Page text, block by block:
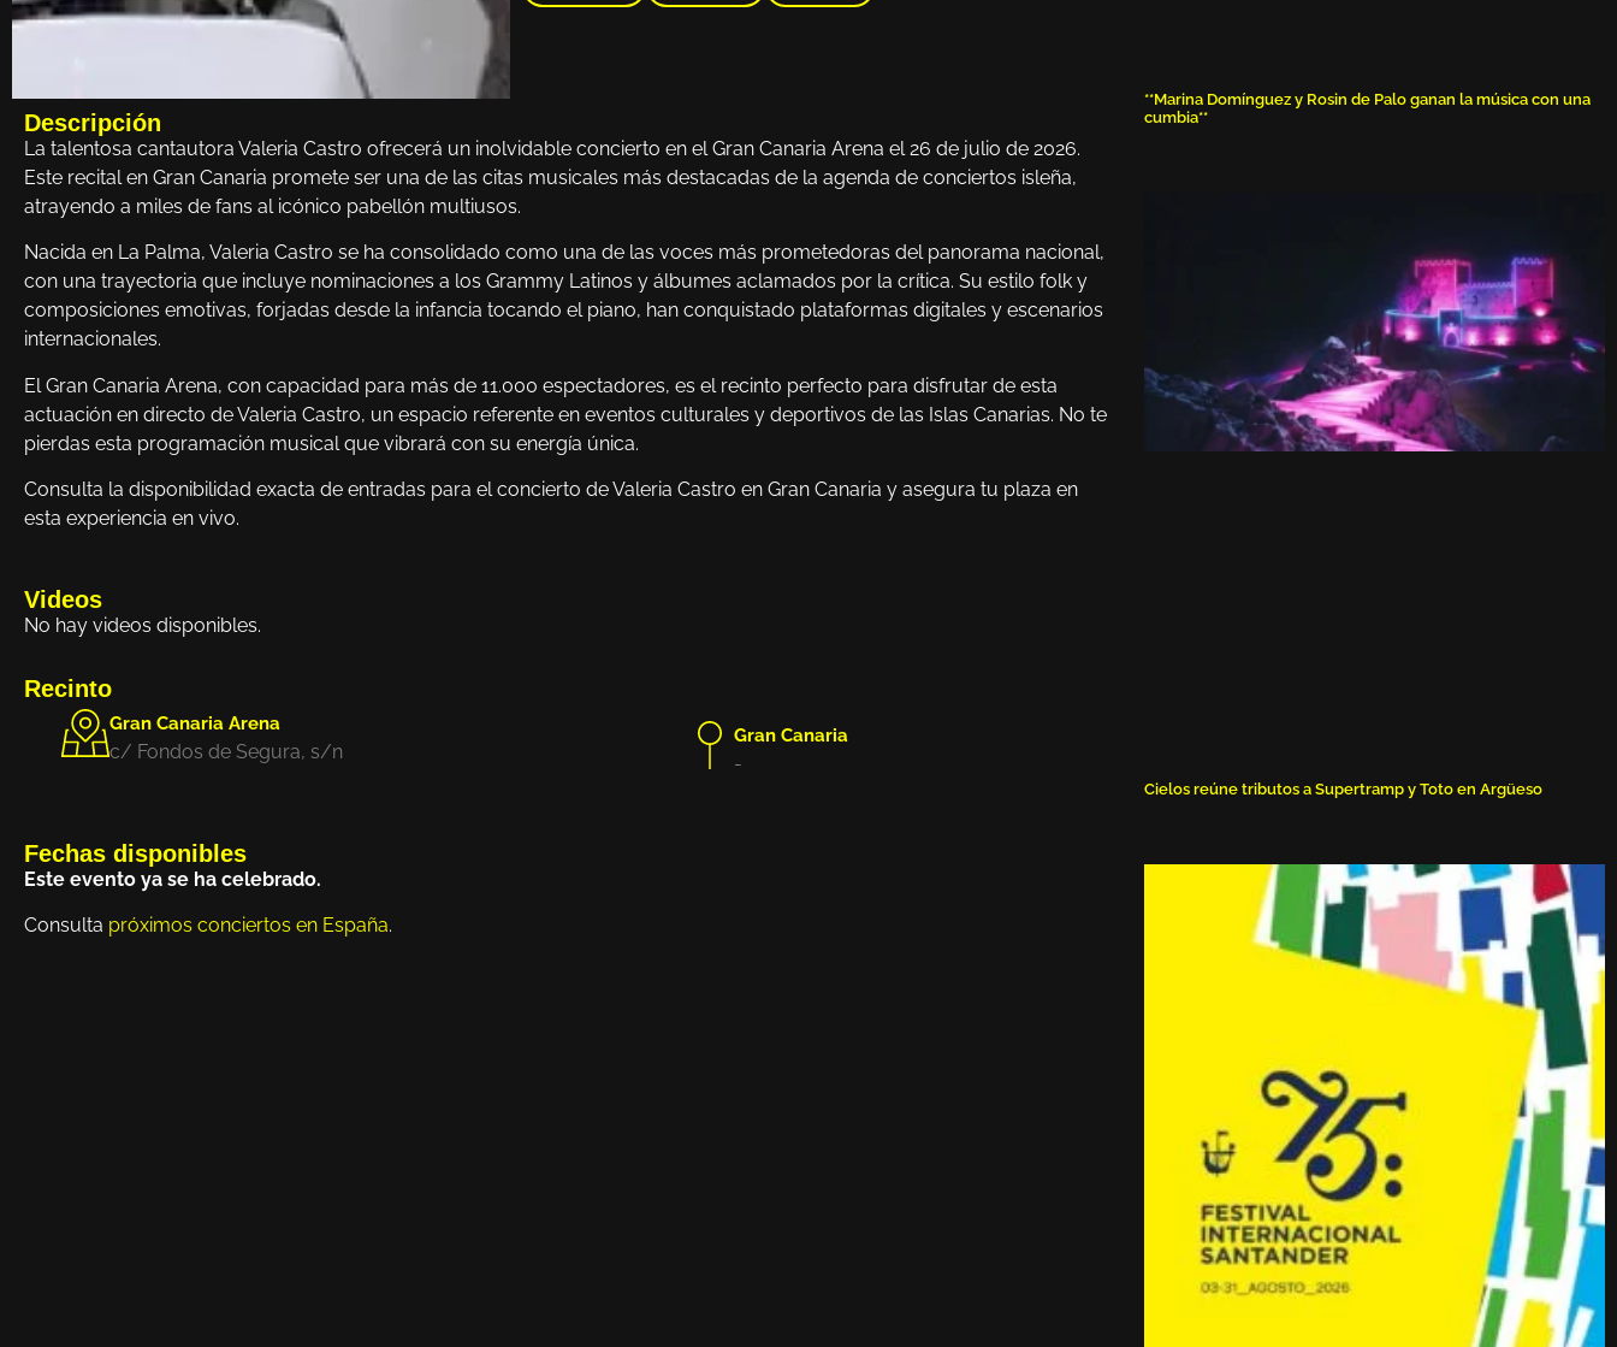
Descripción
La talentosa cantautora Valeria Castro ofrecerá un inolvidable concierto en el Gran Canaria Arena el 26 de julio de 2026.
Este recital en Gran Canaria promete ser una de las citas musicales más destacadas de la agenda de conciertos isleña,
atrayendo a miles de fans al icónico pabellón multiusos.
Nacida en La Palma, Valeria Castro se ha consolidado como una de las voces más prometedoras del panorama nacional,
con una trayectoria que incluye nominaciones a los Grammy Latinos y álbumes aclamados por la crítica. Su estilo folk y
composiciones emotivas, forjadas desde la infancia tocando el piano, han conquistado plataformas digitales y escenarios
internacionales.
El Gran Canaria Arena, con capacidad para más de 11.000 espectadores, es el recinto perfecto para disfrutar de esta
actuación en directo de Valeria Castro, un espacio referente en eventos culturales y deportivos de las Islas Canarias. No te
pierdas esta programación musical que vibrará con su energía única.
Consulta la disponibilidad exacta de entradas para el concierto de Valeria Castro en Gran Canaria y asegura tu plaza en
esta experiencia en vivo.
Videos
No hay videos disponibles.
Recinto
Gran Canaria Arena
c/ Fondos de Segura, s/n
Gran Canaria
-
Fechas disponibles
Este evento ya se ha celebrado.
Consulta próximos conciertos en España.
**Marina Domínguez y Rosin de Palo ganan la música con una
cumbia**
Cielos reúne tributos a Supertramp y Toto en Argüeso